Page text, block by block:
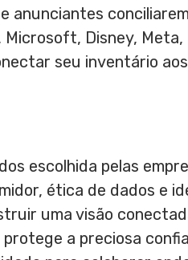
anunciantes
Microsoft, Disney,
seu inventário
escolhida pelas
ética de dados e
uma visão
a preciosa